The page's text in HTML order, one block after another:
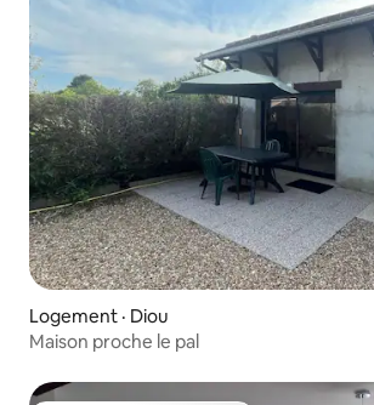
Logement · Diou
Maison proche le pal